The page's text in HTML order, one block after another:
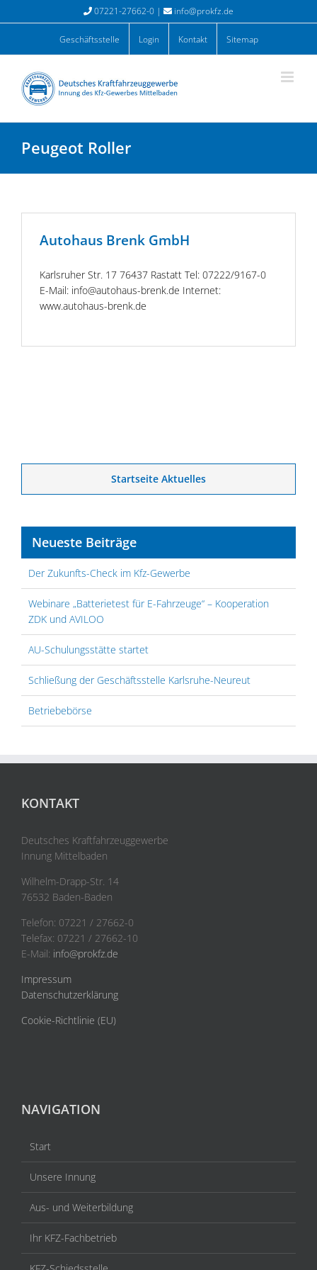
Inhalt
07221-27662-0 | info@prokfz.de
Geschäftsstelle Login Kontakt Sitemap
Peugeot Roller
Autohaus Brenk GmbH
Karlsruher Str. 17 76437 Rastatt Tel: 07222/9167-0
E-Mail: info@autohaus-brenk.de Internet:
www.autohaus-brenk.de
Startseite Aktuelles
Neueste Beiträge
Der Zukunfts-Check im Kfz-Gewerbe
Webinare „Batterietest für E-Fahrzeuge“ – Kooperation
ZDK und AVILOO
AU-Schulungsstätte startet
Schließung der Geschäftsstelle Karlsruhe-Neureut
Betriebebörse
KONTAKT
Deutsches Kraftfahrzeuggewerbe
Innung Mittelbaden
Wilhelm-Drapp-Str. 14
76532 Baden-Baden
Telefon: 07221 / 27662-0
Telefax: 07221 / 27662-10
E-Mail: info@prokfz.de
Impressum
Datenschutzerklärung
Cookie-Richtlinie (EU)
NAVIGATION
Start
Unsere Innung
Aus- und Weiterbildung
Ihr KFZ-Fachbetrieb